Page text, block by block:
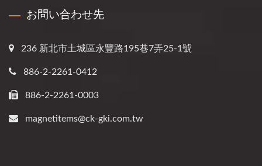
お問い合わせ先
236 新北市土城區永豐路195巷7弄25-1號
886-2-2261-0412
886-2-2261-0003
magnetitems@ck-gki.com.tw